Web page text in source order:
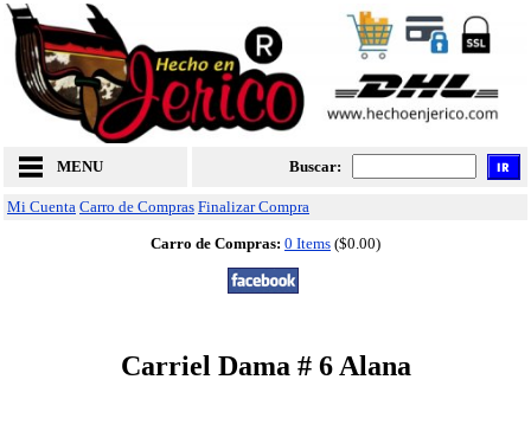
MENU Buscar:
Mi Cuenta Carro de Compras Finalizar Compra
Carro de Compras: 0 Items ($0.00)
Carriel Dama # 6 Alana